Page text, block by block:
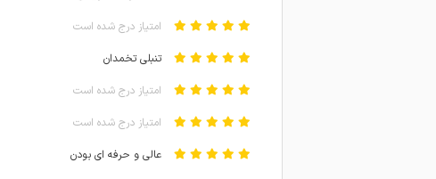
امتیاز درج شده است
تنبلی تخمدان
امتیاز درج شده است
امتیاز درج شده است
عالی و حرفه ای بودن